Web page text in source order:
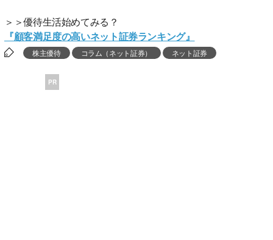
＞＞優待生活始めてみる？
『顧客満足度の高いネット証券ランキング』
株主優待 コラム（ネット証券） ネット証券
PR